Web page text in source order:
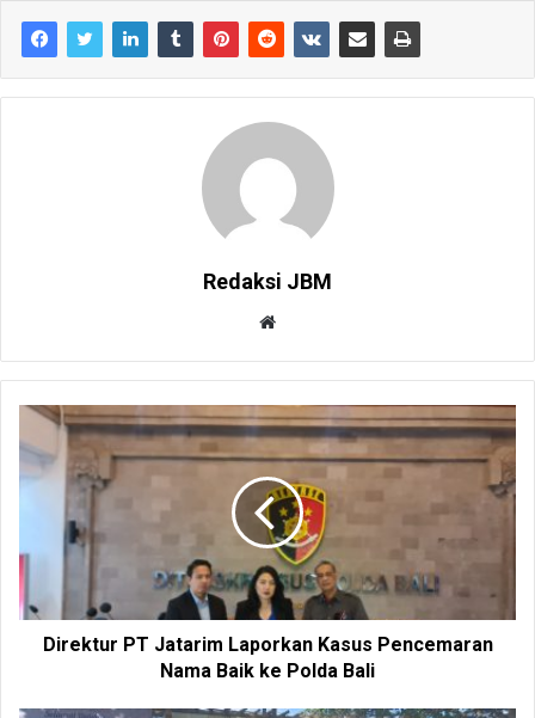
Redaksi JBM
b
s
i
t
e
Direktur PT Jatarim Laporkan Kasus Pencemaran
Nama Baik ke Polda Bali